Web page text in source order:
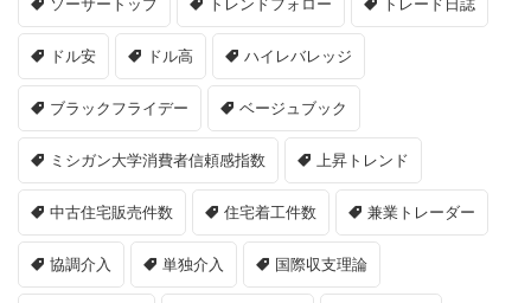
ソーサートップ トレンドフォロー トレード日誌
ドル安 ドル高 ハイレバレッジ
ブラックフライデー ベージュブック
ミシガン大学消費者信頼感指数 上昇トレンド
中古住宅販売件数 住宅着工件数 兼業トレーダー
協調介入 単独介入 国際収支理論